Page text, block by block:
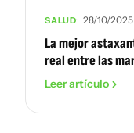
SALUD 28/10/2025
La mejor
real entre las
Leer artículo